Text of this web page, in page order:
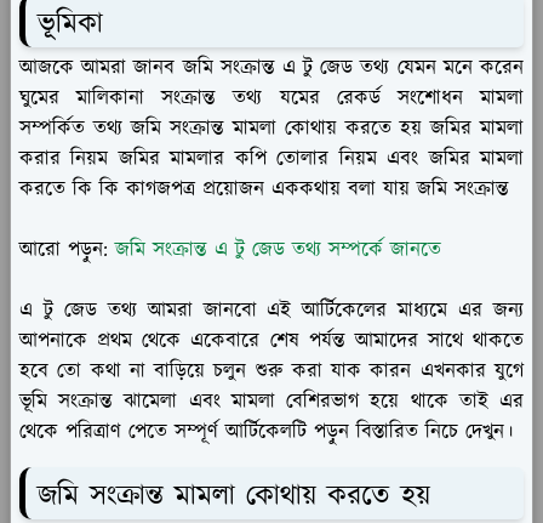
ভূমিকা
আজকে আমরা জানব জমি সংক্রান্ত এ টু জেড তথ্য যেমন মনে করেন
ঘুমের মালিকানা সংক্রান্ত তথ্য যমের রেকর্ড সংশোধন মামলা
সম্পর্কিত তথ্য জমি সংক্রান্ত মামলা কোথায় করতে হয় জমির মামলা
করার নিয়ম জমির মামলার কপি তোলার নিয়ম এবং জমির মামলা
করতে কি কি কাগজপত্র প্রয়োজন এককথায় বলা যায় জমি সংক্রান্ত
আরো পড়ুন:জমি সংক্রান্ত এ টু জেড তথ্য সম্পর্কে জানতে
এ টু জেড তথ্য আমরা জানবো এই আর্টিকেলের মাধ্যমে এর জন্য
আপনাকে প্রথম থেকে একেবারে শেষ পর্যন্ত আমাদের সাথে থাকতে
হবে তো কথা না বাড়িয়ে চলুন শুরু করা যাক কারন এখনকার যুগে
ভূমি সংক্রান্ত ঝামেলা এবং মামলা বেশিরভাগ হয়ে থাকে তাই এর
থেকে পরিত্রাণ পেতে সম্পূর্ণ আর্টিকেলটি পড়ুন বিস্তারিত নিচে দেখুন।
জমি সংক্রান্ত মামলা কোথায় করতে হয়